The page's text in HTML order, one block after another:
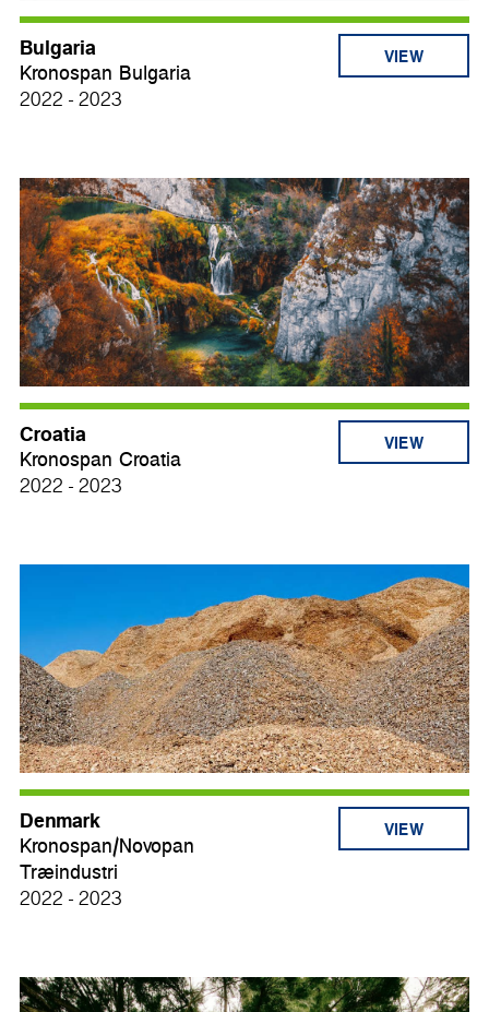
Bulgaria
Kronospan Bulgaria
2022 - 2023
VIEW
Croatia
Kronospan Croatia
2022 - 2023
VIEW
Denmark
Kronospan/Novopan
Træindustri
2022 - 2023
VIEW